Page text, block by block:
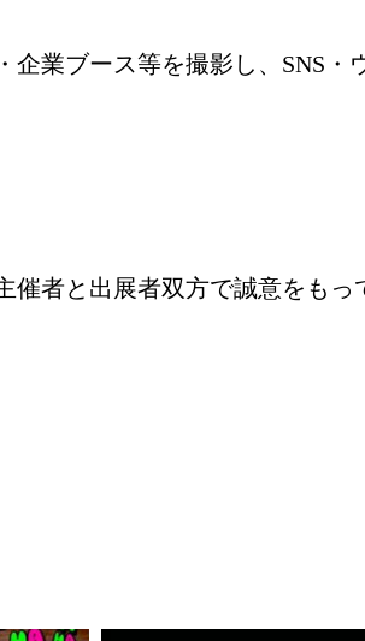
業ブース等を撮影し、SNS
者と出展者双方で誠意をも